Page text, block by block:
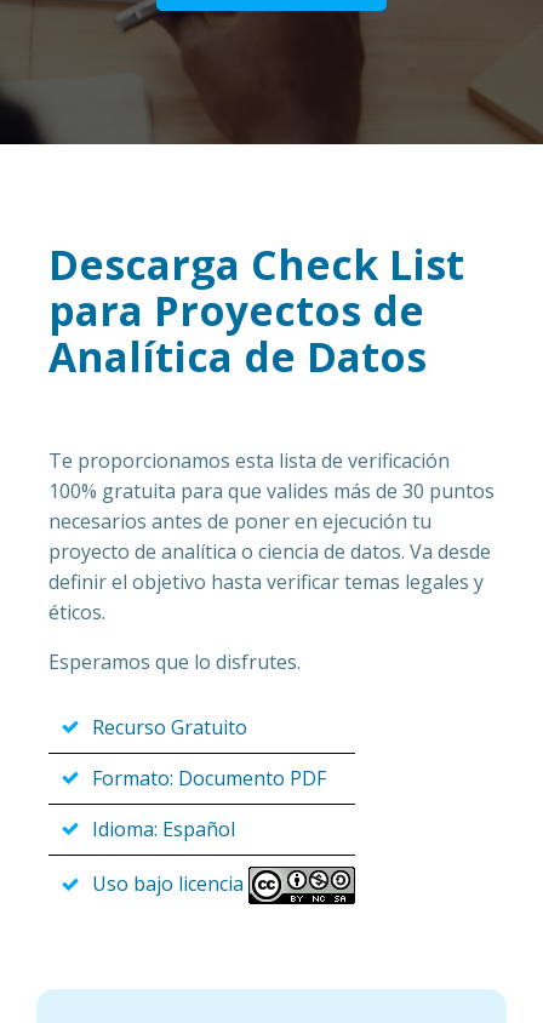
Descarga Check List
para Proyectos de
Analítica de Datos
Te proporcionamos esta lista de verificación
100% gratuita para que valides más de 30 puntos
necesarios antes de poner en ejecución tu
proyecto de analítica o ciencia de datos. Va desde
definir el objetivo hasta verificar temas legales y
éticos.
Esperamos que lo disfrutes.
Recurso Gratuito
Formato: Documento PDF
Idioma: Español
Uso bajo licencia